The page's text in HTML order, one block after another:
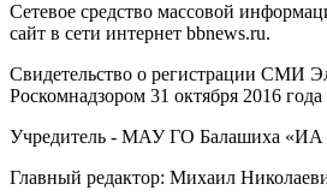
Сетевое средство массовой
сайт в сети интернет bbnews.ru.
Свидетельство о регистрации СМИ
Роскомнадзором 31 октября 2016 года
Учредитель - МАУ ГО Балашиха «ИА
Главный редактор: Михаил